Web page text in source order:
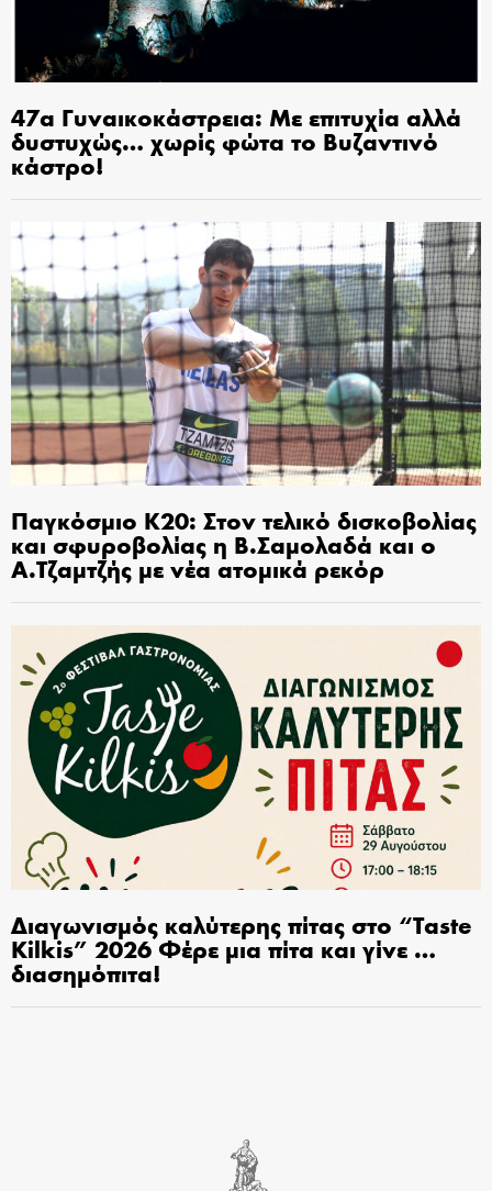
47α Γυναικοκάστρεια: Με επιτυχία αλλά
δυστυχώς… χωρίς φώτα το Βυζαντινό
κάστρο!
Παγκόσμιο Κ20: Στον τελικό δισκοβολίας
και σφυροβολίας η Β.Σαμολαδά και ο
Α.Τζαμτζής με νέα ατομικά ρεκόρ
Διαγωνισμός καλύτερης πίτας στο “Taste
Kilkis” 2026 Φέρε μια πίτα και γίνε …
διασημόπιτα!